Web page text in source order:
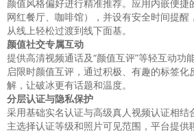
颜值风格偏好进行精准推荐。应用内嵌便捷
网红餐厅、咖啡馆），并设有安全时间提
从线上轻松过渡到线下面基。
颜值社交专属互动
提供高清视频通话及“颜值互评”等轻互动功
启限时颜值互评，通过积极、有趣的标签化
解，让破冰更有话题和温度。
分层认证与隐私保护
采用基础实名认证与高级真人视频认证相结
主选择认证等级和照片可见范围，平台提供